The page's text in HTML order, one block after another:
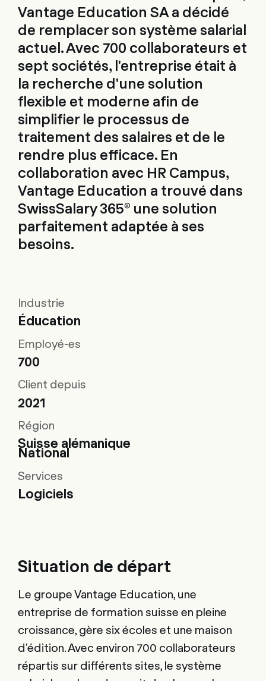
Vantage Education SA a décidé
de remplacer son système salarial
actuel. Avec 700 collaborateurs et
sept sociétés, l'entreprise était à
la recherche d'une solution
flexible et moderne afin de
simplifier le processus de
traitement des salaires et de le
rendre plus efficace. En
collaboration avec HR Campus,
Vantage Education a trouvé dans
SwissSalary 365® une solution
parfaitement adaptée à ses
besoins.
Industrie
Éducation
Employé-es
700
Client depuis
2021
Région
Suisse alémanique
National
Services
Logiciels
Situation de départ
Le groupe Vantage Education, une
entreprise de formation suisse en pleine
croissance, gère six écoles et une maison
d'édition. Avec environ 700 collaborateurs
répartis sur différents sites, le système